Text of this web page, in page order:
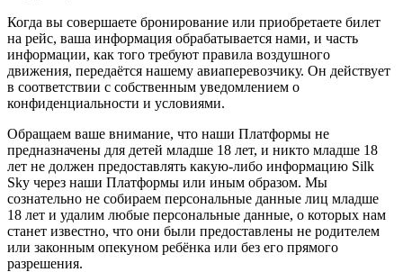
Когда вы совершаете бронирование или приобретаете билет
на рейс, ваша информация обрабатывается нами, и часть
информации, как того требуют правила воздушного
движения, передаётся нашему авиаперевозчику. Он действует
в соответствии с собственным уведомлением о
конфиденциальности и условиями.
Обращаем ваше внимание, что наши Платформы не
предназначены для детей младше 18 лет, и никто младше 18
лет не должен предоставлять какую-либо информацию Silk
Sky через наши Платформы или иным образом. Мы
сознательно не собираем персональные данные лиц младше
18 лет и удалим любые персональные данные, о которых нам
станет известно, что они были предоставлены не родителем
или законным опекуном ребёнка или без его прямого
разрешения.